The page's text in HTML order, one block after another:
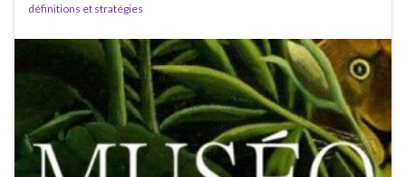
définitions et stratégies